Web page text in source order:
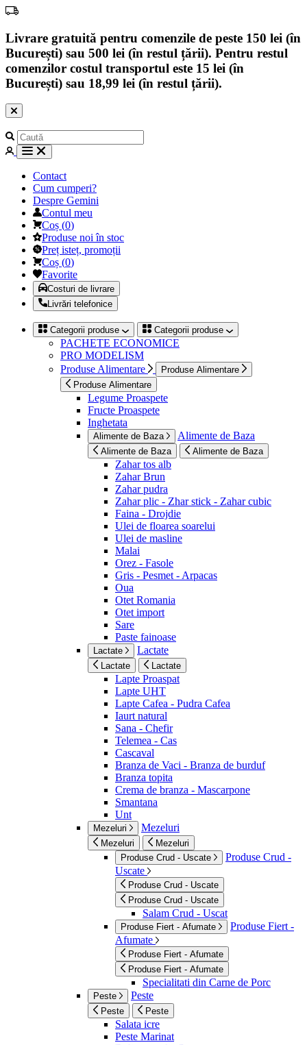
Livrare gratuită pentru comenzile de peste 150 lei (în
București) sau 500 lei (în restul țării). Pentru restul
comenzilor costul transportul este 15 lei (în
București) sau 18,99 lei (în restul țării).
Contact
Cum cumperi?
Despre Gemini
Contul meu
Coș (0)
Produse noi în stoc
Preț isteț, promoții
Coș (0)
Favorite
Costuri de livrare
Livrări telefonice
Categorii produse Categorii produse
PACHETE ECONOMICE
PRO MODELISM
Produse Alimentare
Produse Alimentare
Produse Alimentare
Legume Proaspete
Fructe Proaspete
Inghetata
Alimente de Baza Alimente de Baza
Alimente de Baza Alimente de Baza
Zahar tos alb
Zahar Brun
Zahar pudra
Zahar plic - Zhar stick - Zahar cubic
Faina - Drojdie
Ulei de floarea soarelui
Ulei de masline
Malai
Orez - Fasole
Gris - Pesmet - Arpacas
Oua
Otet Romania
Otet import
Sare
Paste fainoase
Lactate Lactate
Lactate Lactate
Lapte Proaspat
Lapte UHT
Lapte Cafea - Pudra Cafea
Iaurt natural
Sana - Chefir
Telemea - Cas
Cascaval
Branza de Vaci - Branza de burduf
Branza topita
Crema de branza - Mascarpone
Smantana
Unt
Mezeluri Mezeluri
Mezeluri
Mezeluri
Produse Crud - Uscate
Produse Crud -
Uscate
Produse Crud - Uscate
Produse Crud - Uscate
Salam Crud - Uscat
Produse Fiert - Afumate
Produse Fiert -
Afumate
Produse Fiert - Afumate
Produse Fiert - Afumate
Specialitati din Carne de Porc
Peste Peste
Peste Peste
Salata icre
Peste Marinat